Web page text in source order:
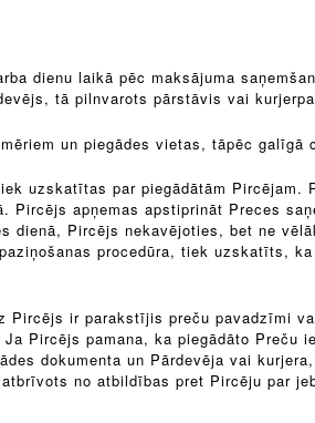
dienu laikā pēc maksājuma
tā pilnvarots pārstāvis vai
un piegādes vietas, tāpēc
uzskatītas par piegādātām
apņemas apstiprināt Preces
dienā, Pircējs nekavējoties, bet ne
procedūra, tiek uzskatīts,
ir parakstījis preču pavadzīmi
Pircējs pamana, ka piegādāto
dokumenta un Pārdevēja vai
no atbildības pret Pircēju par